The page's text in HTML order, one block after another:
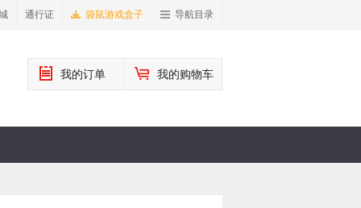
通行证 袋鼠游戏盒子 导航目录
我的订单 我的购物车